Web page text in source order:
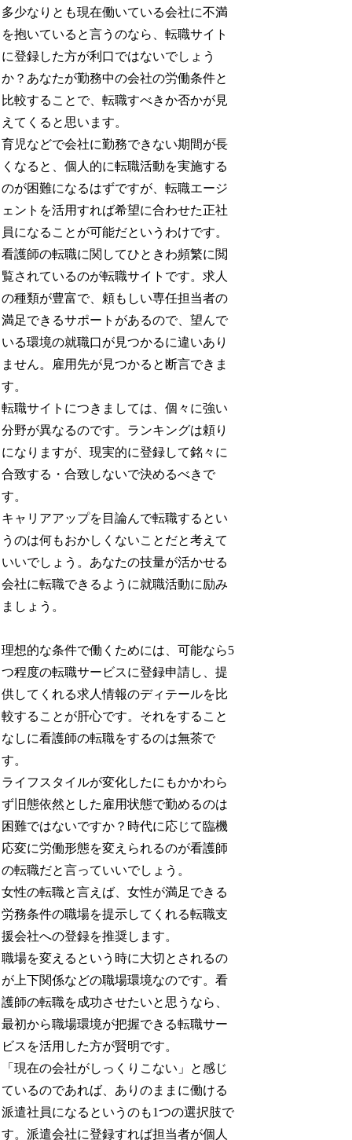
多少なりとも現在働いている会社に不満
を抱いていると言うのなら、転職サイト
に登録した方が利口ではないでしょう
か？あなたが勤務中の会社の労働条件と
比較することで、転職すべきか否かが見
えてくると思います。
育児などで会社に勤務できない期間が長
くなると、個人的に転職活動を実施する
のが困難になるはずですが、転職エージ
ェントを活用すれば希望に合わせた正社
員になることが可能だというわけです。
看護師の転職に関してひときわ頻繁に閲
覧されているのが転職サイトです。求人
の種類が豊富で、頼もしい専任担当者の
満足できるサポートがあるので、望んで
いる環境の就職口が見つかるに違いあり
ません。雇用先が見つかると断言できま
す。
転職サイトにつきましては、個々に強い
分野が異なるのです。ランキングは頼り
になりますが、現実的に登録して銘々に
合致する・合致しないで決めるべきで
す。
キャリアアップを目論んで転職するとい
うのは何もおかしくないことだと考えて
いいでしょう。あなたの技量が活かせる
会社に転職できるように就職活動に励み
ましょう。
理想的な条件で働くためには、可能なら5
つ程度の転職サービスに登録申請し、提
供してくれる求人情報のディテールを比
較することが肝心です。それをすること
なしに看護師の転職をするのは無茶で
す。
ライフスタイルが変化したにもかかわら
ず旧態依然とした雇用状態で勤めるのは
困難ではないですか？時代に応じて臨機
応変に労働形態を変えられるのが看護師
の転職だと言っていいでしょう。
女性の転職と言えば、女性が満足できる
労務条件の職場を提示してくれる転職支
援会社への登録を推奨します。
職場を変えるという時に大切とされるの
が上下関係などの職場環境なのです。看
護師の転職を成功させたいと思うなら、
最初から職場環境が把握できる転職サー
ビスを活用した方が賢明です。
「現在の会社がしっくりこない」と感じ
ているのであれば、ありのままに働ける
派遣社員になるというのも1つの選択肢で
す。派遣会社に登録すれば担当者が個人